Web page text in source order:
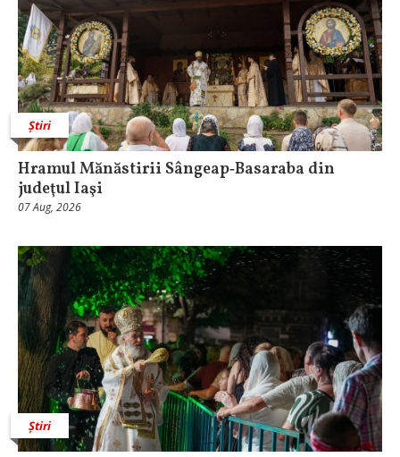
Știri
Hramul Mănăstirii Sângeap‑Basaraba din
judeţul Iaşi
07 Aug, 2026
Știri